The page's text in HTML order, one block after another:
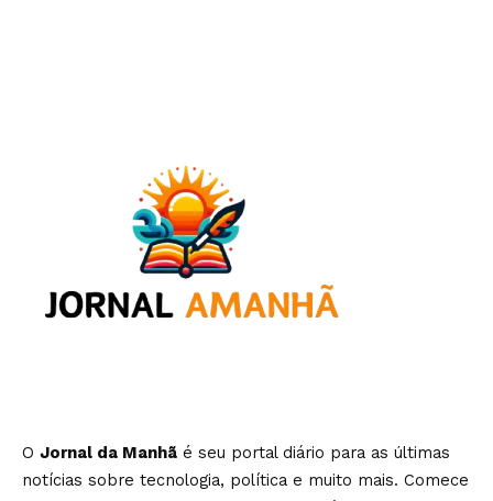
O Jornal da Manhã é seu portal diário para as últimas
notícias sobre tecnologia, política e muito mais. Comece